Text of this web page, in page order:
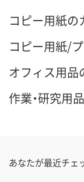
コピー用紙の
コピー用紙/
オフィス用品
作業・研究用
あなたが最近チェ